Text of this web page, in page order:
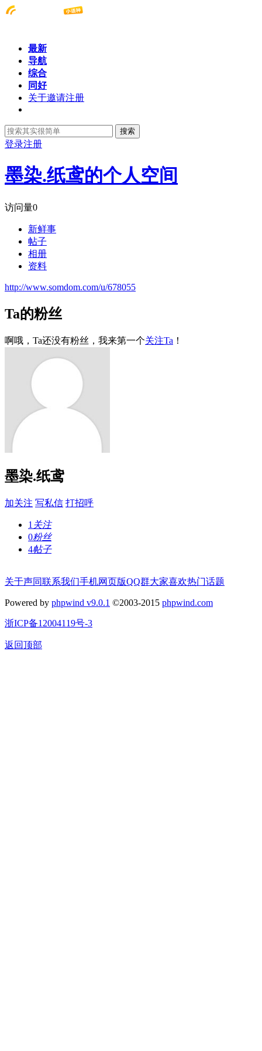
最新
导航
综合
同好
关于邀请注册
搜索
登录注册
墨染.纸鸢的个人空间
访问量0
新鲜事
帖子
相册
资料
http://www.somdom.com/u/678055
Ta的粉丝
啊哦，Ta还没有粉丝，我来第一个关注Ta ！
墨染.纸鸢
加关注 写私信 打招呼
1 关注
0粉丝
4帖子
关于声同联系我们手机网页版QQ群大家喜欢热门话题
Powered by phpwind v9.0.1 ©2003-2015 phpwind.com
浙ICP备12004119号-3
返回顶部